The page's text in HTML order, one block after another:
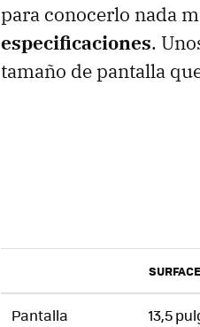
para conocerlo nada
especificaciones.
tamaño de pantalla
Pantalla 13,5